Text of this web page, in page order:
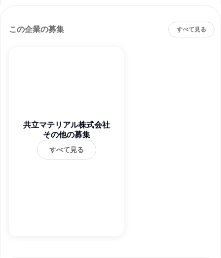
この企業の募集 すべて見る
共立マテリアル株式会社
その他の募集
すべて見る